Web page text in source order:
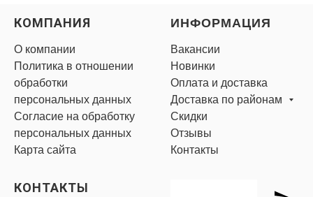
КОМПАНИЯ
О компании
Политика в отношении
обработки
персональных данных
Согласие на обработку
персональных данных
Карта сайта
ИНФОРМАЦИЯ
Вакансии
Новинки
Оплата и доставка
Доставка по районам
Скидки
Отзывы
Контакты
КОНТАКТЫ